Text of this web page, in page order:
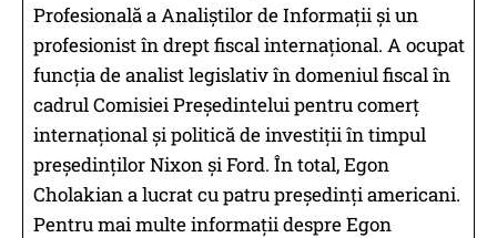
Profesională a Analiștilor de Informații și un
profesionist în drept fiscal internațional. A ocupat
funcția de analist legislativ în domeniul fiscal în
cadrul Comisiei Președintelui pentru comerț
internațional și politică de investiții în timpul
președinților Nixon și Ford. În total, Egon
Cholakian a lucrat cu patru președinți americani.
Pentru mai multe informații despre Egon